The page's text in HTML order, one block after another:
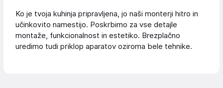
Ko je tvoja kuhinja pripravljena, jo naši monterji hitro in
učinkovito namestijo. Poskrbimo za vse detajle
montaže, funkcionalnost in estetiko. Brezplačno
uredimo tudi priklop aparatov oziroma bele tehnike.